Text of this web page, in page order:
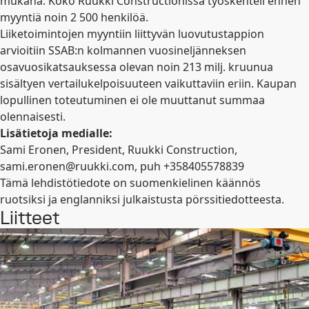
myyntiä noin 2 500 henkilöä.
Liiketoimintojen myyntiin liittyvän luovutustappion
arvioitiin SSAB:n kolmannen vuosineljänneksen
osavuosikatsauksessa olevan noin 213 milj. kruunua
sisältyen vertailukelpoisuuteen vaikuttaviin eriin. Kaupan
lopullinen toteutuminen ei ole muuttanut summaa
olennaisesti.
Lisätietoja medialle:
Sami Eronen, President, Ruukki Construction,
sami.eronen@ruukki.com, puh +358405578839
Tämä lehdistötiedote on suomenkielinen käännös
ruotsiksi ja englanniksi julkaistusta pörssitiedotteesta.
Liitteet